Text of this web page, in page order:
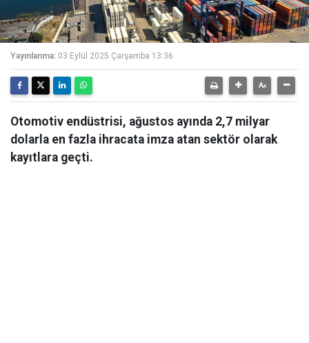
Yayınlanma: 03 Eylül 2025 Çarşamba 13:36
Otomotiv endüstrisi, ağustos ayında 2,7 milyar
dolarla en fazla ihracata imza atan sektör olarak
kayıtlara geçti.